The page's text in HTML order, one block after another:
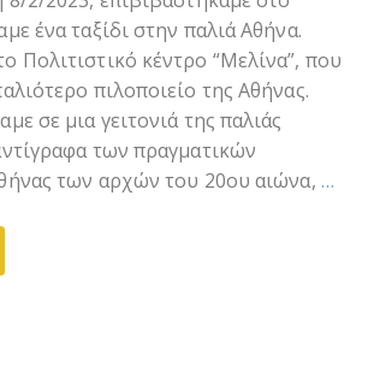
ένα ταξίδι στην παλιά Αθήνα.
Πολιτιστικό κέντρο “Μελίνα”, που
πιλοποιείο της Αθήνας.
σε μια γειτονιά της παλιάς
των πραγματικών
των αρχών του 20ου αιώνα, …